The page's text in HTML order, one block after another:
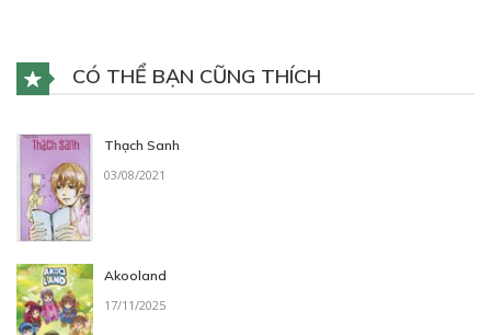
CÓ THỂ BẠN CŨNG THÍCH
Thạch Sanh
03/08/2021
Akooland
17/11/2025